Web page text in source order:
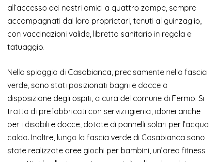
all’accesso dei nostri amici a quattro zampe, sempre
accompagnati dai loro proprietari, tenuti al guinzaglio,
con vaccinazioni valide, libretto sanitario in regola e
tatuaggio.
Nella spiaggia di Casabianca, precisamente nella fascia
verde, sono stati posizionati bagni e docce a
disposizione degli ospiti, a cura del comune di Fermo. Si
tratta di prefabbricati con servizi igienici, idonei anche
per i disabili e docce, dotate di pannelli solari per l’acqua
calda. Inoltre, lungo la fascia verde di Casabianca sono
state realizzate aree giochi per bambini, un’area fitness